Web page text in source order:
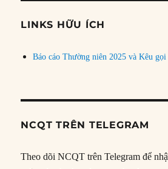
đề
LINKS HỮU ÍCH
Báo cáo Thường niên 2025 và Kêu
NCQT TRÊN TELEGRAM
Theo dõi NCQT trên Telegram để